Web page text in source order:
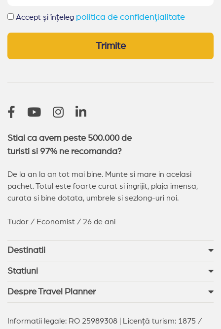
Accept și înțeleg politica de confidențialitate
Trimite
Stiai ca avem peste 500.000 de
turisti si 97% ne recomanda?
De la an la an tot mai bine. Munte si mare in acelasi
pachet. Totul este foarte curat si ingrijit, plaja imensa,
curata si bine dotata, umbrele si sezlong-uri noi.
Tudor / Economist / 26 de ani
Destinatii
Statiuni
Despre Travel Planner
Informatii legale: RO 25989308 | Licență turism: 1875 /